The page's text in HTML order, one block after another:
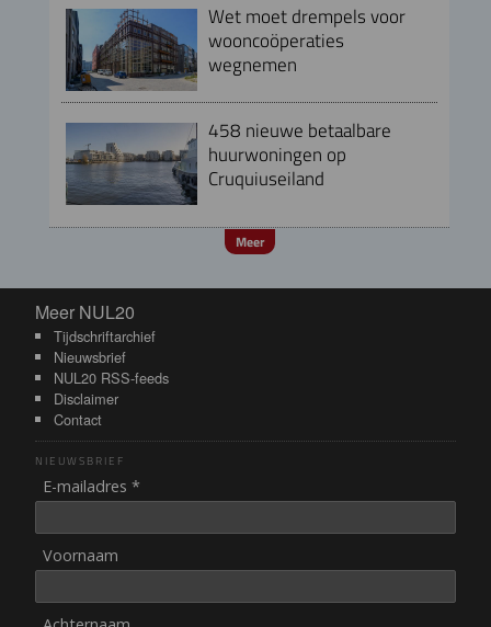
Wet moet drempels voor
wooncoöperaties
wegnemen
458 nieuwe betaalbare
huurwoningen op
Cruquiuseiland
Meer
Meer NUL20
Meer NUL20
Tijdschriftarchief
Nieuwsbrief
NUL20 RSS-feeds
Disclaimer
Contact
NIEUWSBRIEF
E-mailadres *
Voornaam